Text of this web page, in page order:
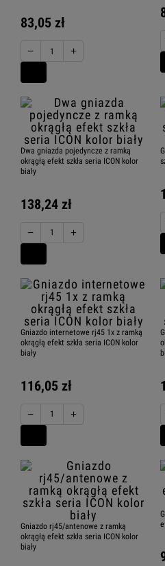
Karlik ICON
Karlik ICON
Karlik ICON
Karlik ICON
Karlik ICON
83,05 zł
− +
Dwa gniazda pojedyncze z ramką
okrągłą efekt szkła seria ICON kolor
biały
138,24 zł
− +
Gniazdo internetowe rj45 1x z ramką
okrągłą efekt szkła seria ICON kolor
biały
116,05 zł
− +
Gniazdo rj45/antenowe z ramką
okrągłą efekt szkła seria ICON kolor
biały